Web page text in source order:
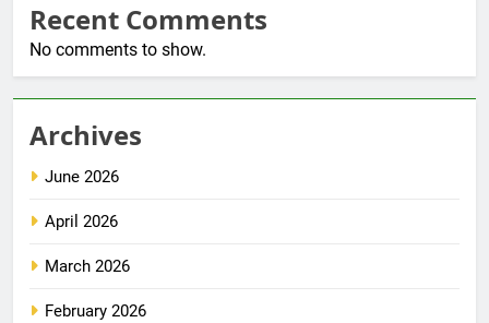
Recent Comments
No comments to show.
Archives
June 2026
April 2026
March 2026
February 2026